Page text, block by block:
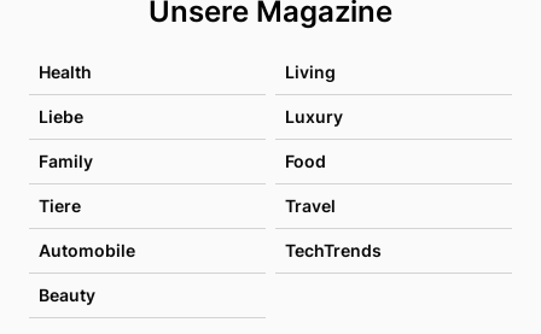
Unsere Magazine
Health Living
Liebe Luxury
Family Food
Tiere Travel
Automobile TechTrends
Beauty